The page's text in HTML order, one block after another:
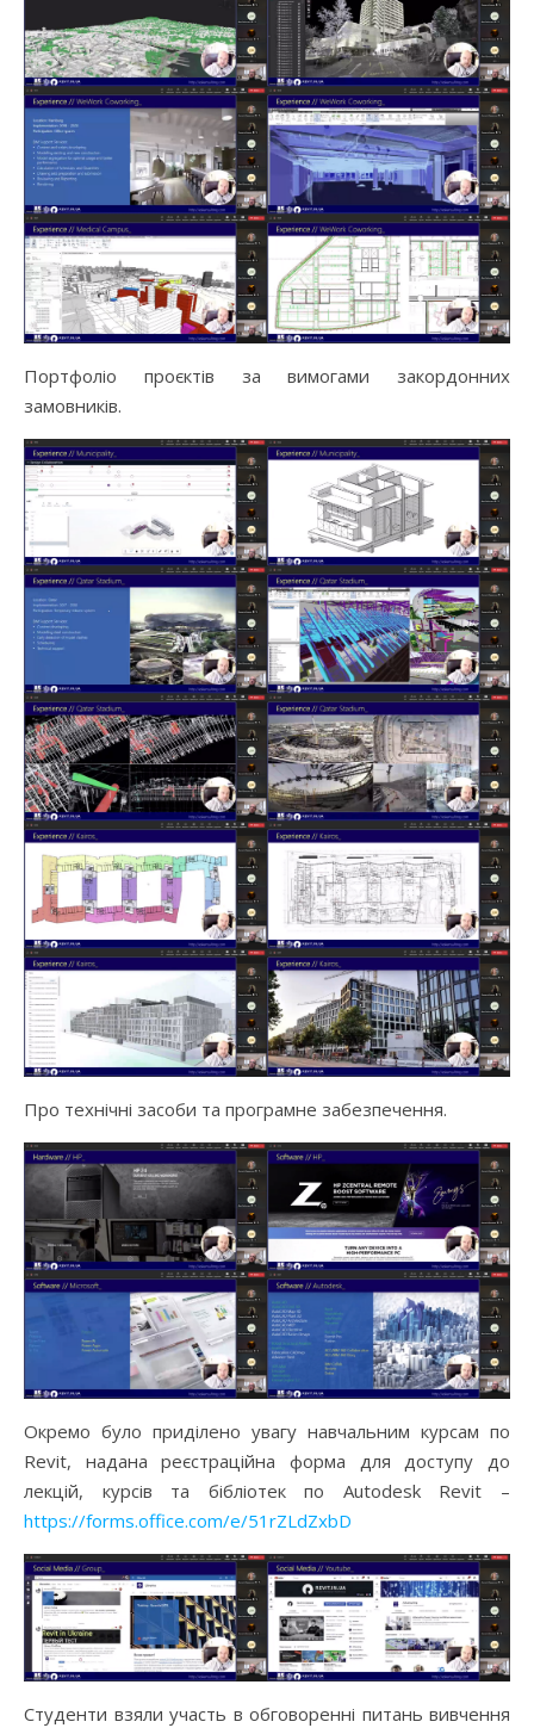
Портфоліо проєктів за вимогами закордонних
замовників.
Про технічні засоби та програмне забезпечення.
Окремо було приділено увагу навчальним курсам по
Revit, надана реєстраційна форма для доступу до
лекцій, курсів та бібліотек по Autodesk Revit –
https://forms.office.com/e/51rZLdZxbD
Студенти взяли участь в обговоренні питань вивчення